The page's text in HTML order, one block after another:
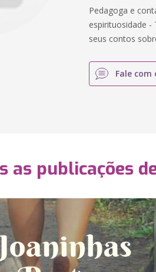
Pedagoga e
espirituosidade
seus contos
Fale
as publicações